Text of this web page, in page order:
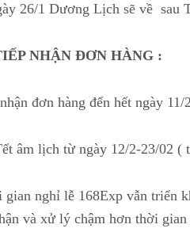
26/1 Dương Lịch sẽ về sau
NHẬN ĐƠN HÀNG :
đơn hàng đến hết ngày
âm lịch từ ngày 12/2-23/02
gian nghỉ lễ 168Exp vẫn triển
và xử lý chậm hơn thời